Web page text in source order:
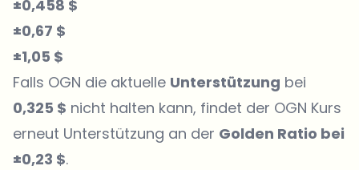
±0,458 $
±0,67 $
±1,05 $
Falls OGN die aktuelle Unterstützung bei
0,325 $ nicht halten kann, findet der OGN Kurs
erneut Unterstützung an der Golden Ratio bei
±0,23 $.